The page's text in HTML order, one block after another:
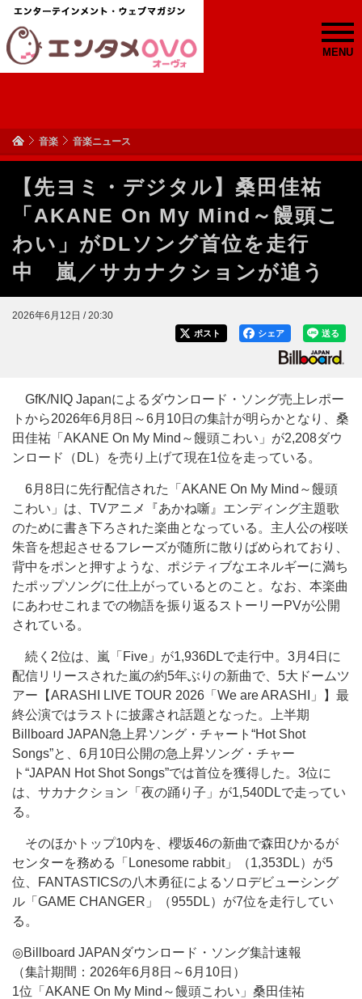
MENU
音楽 音楽ニュース
【先ヨミ・デジタル】桑田佳祐
「AKANE On My Mind～饅頭こ
わい」がDLソング首位を走行
中 嵐／サカナクションが追う
2026年6月12日 / 20:30
送る
シェア
ポスト
GfK/NIQ Japanによるダウンロード・ソング売上レポー
トから2026年6月8日～6月10日の集計が明らかとなり、桑
田佳祐「AKANE On My Mind～饅頭こわい」が2,208ダウ
ンロード（DL）を売り上げて現在1位を走っている。
6月8日に先行配信された「AKANE On My Mind～饅頭
こわい」は、TVアニメ『あかね噺』エンディング主題歌
のために書き下ろされた楽曲となっている。主人公の桜咲
朱音を想起させるフレーズが随所に散りばめられており、
背中をポンと押すような、ポジティブなエネルギーに満ち
たポップソングに仕上がっているとのこと。なお、本楽曲
にあわせこれまでの物語を振り返るストーリーPVが公開
されている。
続く2位は、嵐「Five」が1,936DLで走行中。3月4日に
配信リリースされた嵐の約5年ぶりの新曲で、5大ドームツ
アー【ARASHI LIVE TOUR 2026「We are ARASHI」】最
終公演ではラストに披露され話題となった。上半期
Billboard JAPAN急上昇ソング・チャート“Hot Shot
Songs”と、6月10日公開の急上昇ソング・チャー
ト“JAPAN Hot Shot Songs”では首位を獲得した。3位に
は、サカナクション「夜の踊り子」が1,540DLで走ってい
る。
そのほかトップ10内を、櫻坂46の新曲で森田ひかるが
センターを務める「Lonesome rabbit」（1,353DL）が5
位、FANTASTICSの八木勇征によるソロデビューシング
ル「GAME CHANGER」（955DL）が7位を走行してい
る。
◎Billboard JAPANダウンロード・ソング集計速報
（集計期間：2026年6月8日～6月10日）
1位「AKANE On My Mind～饅頭こわい」桑田佳祐